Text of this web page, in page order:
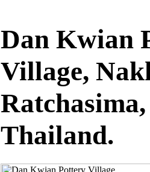
Dan Kwian
Village,
Ratchasima,
Thailand.